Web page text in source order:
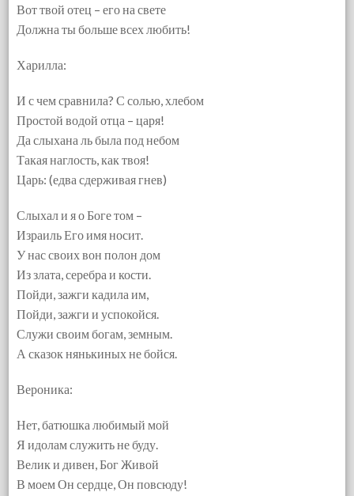
Вот твой отец – его на свете
Должна ты больше всех любить!
Харилла:
И с чем сравнила? С солью, хлебом
Простой водой отца – царя!
Да слыхана ль была под небом
Такая наглость, как твоя!
Царь: (едва сдерживая гнев)
Слыхал и я о Боге том –
Израиль Его имя носит.
У нас своих вон полон дом
Из злата, серебра и кости.
Пойди, зажги кадила им,
Пойди, зажги и успокойся.
Служи своим богам, земным.
А сказок нянькиных не бойся.
Вероника:
Нет, батюшка любимый мой
Я идолам служить не буду.
Велик и дивен, Бог Живой
В моем Он сердце, Он повсюду!